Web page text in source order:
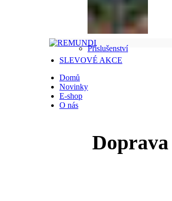
Příslušenství
SLEVOVÉ AKCE
Domů
Novinky
E-shop
O nás